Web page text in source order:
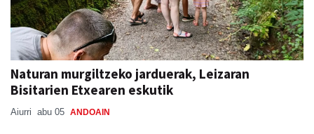
Naturan murgiltzeko jarduerak, Leizaran
Bisitarien Etxearen eskutik
Aiurri abu 05 ANDOAIN